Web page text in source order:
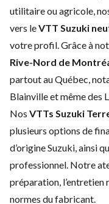
utilitaire ou agricole,
vers leVTT Suzuki
votre profil. Grâce à
Rive-Nord de
partout au Québec,
Blainville et même des
Nos VTTs Suzuki
plusieurs options de
d’origine Suzuki, ainsi
professionnel. Notre
préparation, l’entretien
normes du fabricant.